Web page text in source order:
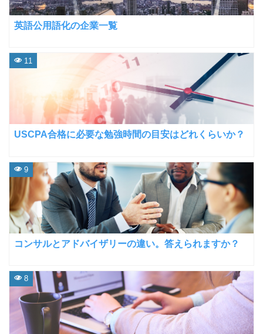
英語公用語化の企業一覧
USCPA合格に必要な勉強時間の目安はどれくらいか？
11
コンサルとアドバイザリーの違い。答えられますか？
9
8